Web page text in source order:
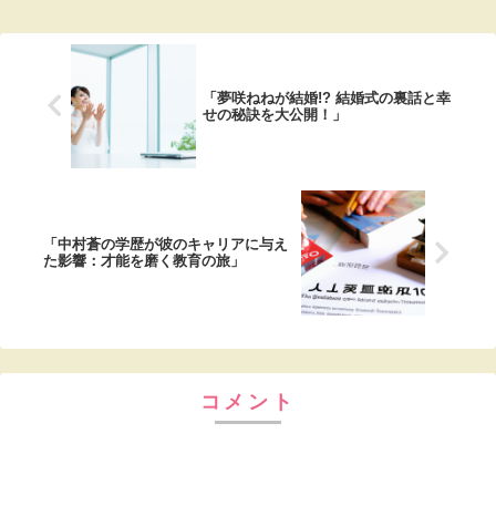
「夢咲ねねが結婚!? 結婚式の裏話と幸
せの秘訣を大公開！」
「中村蒼の学歴が彼のキャリアに与え
た影響：才能を磨く教育の旅」
コメント